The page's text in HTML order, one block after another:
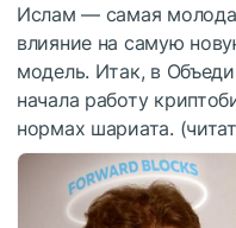
Ислам — самая
влияние на самую
модель. Итак, в
начала работу
нормах шариата.